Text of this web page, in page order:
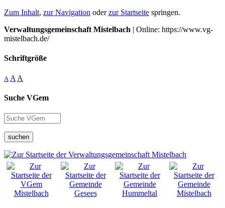
Zum Inhalt, zur Navigation oderzur Startseite springen.
Verwaltungsgemeinschaft Mistelbach | Online: https://www.vg-
mistelbach.de/
Schriftgröße
A A A
Suche VGem
suchen